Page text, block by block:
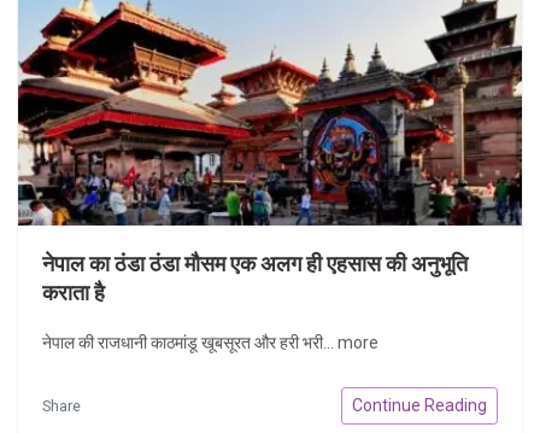
नेपाल का ठंडा ठंडा मौसम एक अलग ही एहसास की अनुभूति
कराता है
नेपाल की राजधानी काठमांडू खूबसूरत और हरी भरी... more
Share Continue Reading